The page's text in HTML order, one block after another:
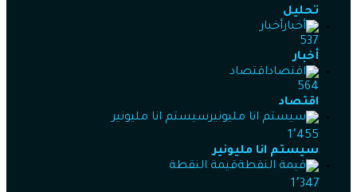
تحليل
أخبار
537
أخبار
اقتصاد
564
اقتصاد
سيستم انا مليونير
1٬455
سيستم انا مليونير
قيمة النقطة
1٬347